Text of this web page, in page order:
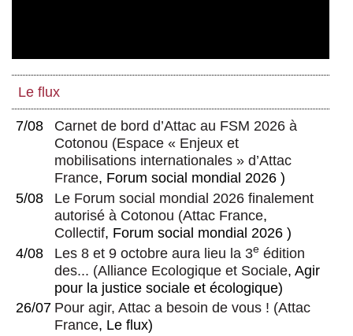
Le flux
7/08
Carnet de bord d’Attac au FSM 2026 à
Cotonou (Espace « Enjeux et
mobilisations internationales » d’Attac
France, Forum social mondial 2026 )
5/08
Le Forum social mondial 2026 finalement
autorisé à Cotonou (Attac France,
Collectif, Forum social mondial 2026 )
4/08
Les 8 et 9 octobre aura lieu la 3e édition
des... (Alliance Ecologique et Sociale, Agir
pour la justice sociale et écologique)
26/07 Pour agir, Attac a besoin de vous ! (Attac
France, Le flux)